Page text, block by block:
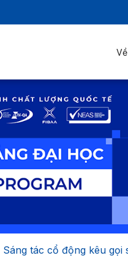
Sáng tác cổ động kêu gọi